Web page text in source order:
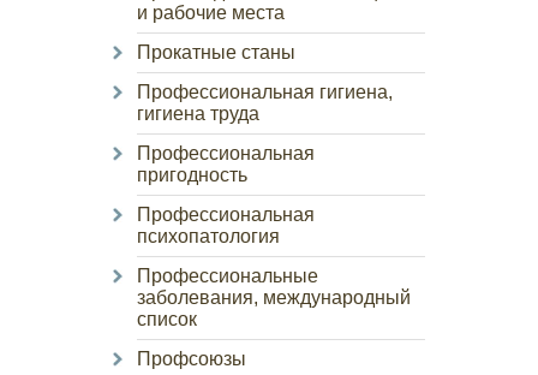
и рабочие места
Прокатные станы
Профессиональная гигиена,
гигиена труда
Профессиональная
пригодность
Профессиональная
психопатология
Профессиональные
заболевания, международный
список
Профсоюзы